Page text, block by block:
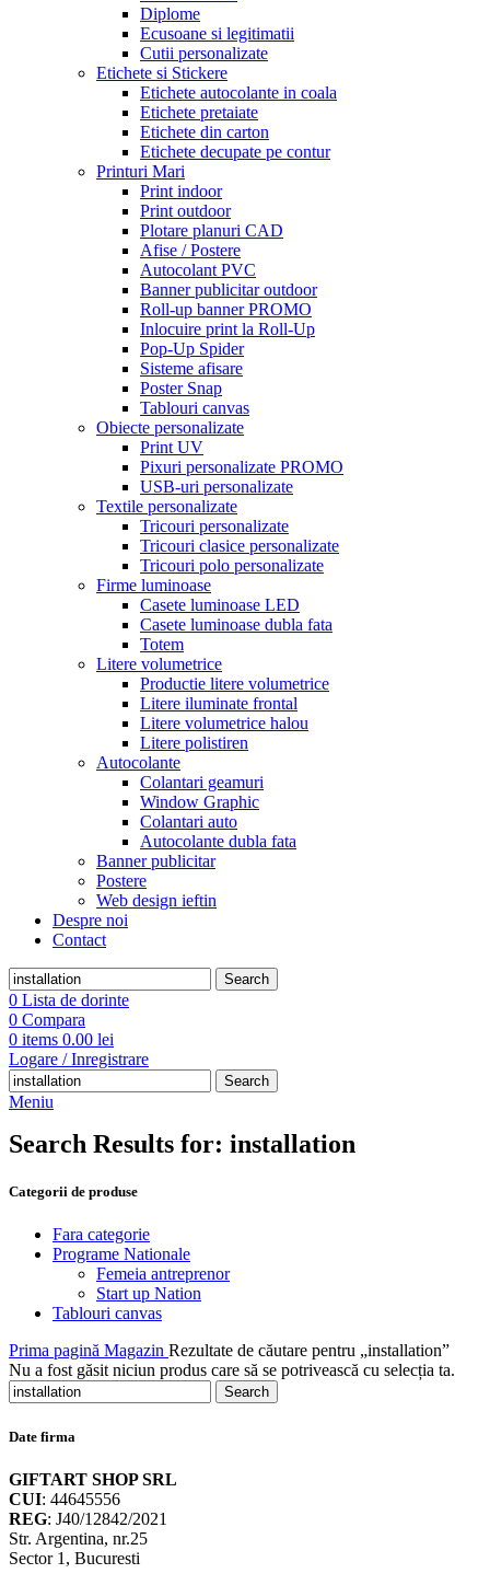
Diplome
Ecusoane si legitimatii
Cutii personalizate
Etichete si Stickere
Etichete autocolante in coala
Etichete pretaiate
Etichete din carton
Etichete decupate pe contur
Printuri Mari
Print indoor
Print outdoor
Plotare planuri CAD
Afise / Postere
Autocolant PVC
Banner publicitar outdoor
Roll-up banner PROMO
Inlocuire print la Roll-Up
Pop-Up Spider
Sisteme afisare
Poster Snap
Tablouri canvas
Obiecte personalizate
Print UV
Pixuri personalizate PROMO
USB-uri personalizate
Textile personalizate
Tricouri personalizate
Tricouri clasice personalizate
Tricouri polo personalizate
Firme luminoase
Casete luminoase LED
Casete luminoase dubla fata
Totem
Litere volumetrice
Productie litere volumetrice
Litere iluminate frontal
Litere volumetrice halou
Litere polistiren
Autocolante
Colantari geamuri
Window Graphic
Colantari auto
Autocolante dubla fata
Banner publicitar
Postere
Web design ieftin
Despre noi
Contact
Search
0 Lista de dorinte
0 Compara
0 items 0.00 lei
Logare / Inregistrare
Search
Meniu
Search Results for: installation
Categorii de produse
Fara categorie
Programe Nationale
Femeia antreprenor
Start up Nation
Tablouri canvas
Prima pagină Magazin Rezultate de căutare pentru „installation”
Nu a fost găsit niciun produs care să se potrivească cu selecția ta.
Search
Date firma
GIFTART SHOP SRL
CUI: 44645556
REG: J40/12842/2021
Str. Argentina, nr.25
Sector 1, Bucuresti